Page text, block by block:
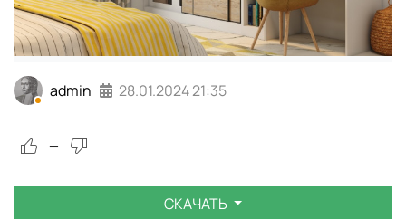
admin 28.01.202421:35
—
СКАЧАТЬ